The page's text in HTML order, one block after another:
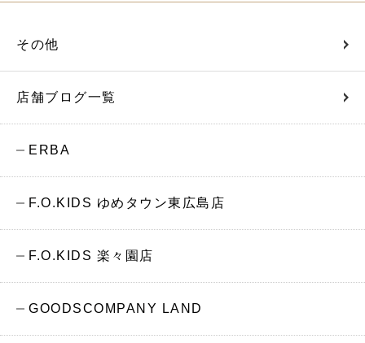
その他
店舗ブログ一覧
ERBA
F.O.KIDS ゆめタウン東広島店
F.O.KIDS 楽々園店
GOODSCOMPANY LAND